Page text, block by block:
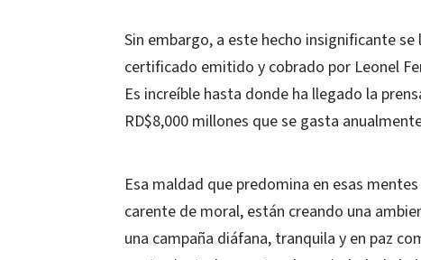
Sin embargo, a este hecho insignificante
certificado emitido y cobrado por Leonel
Es increíble hasta donde ha llegado la
RD$8,000 millones que se gasta
Esa maldad que predomina en esas
carente de moral, están creando una
una campaña diáfana, tranquila y en paz